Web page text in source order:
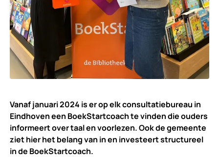
Vanaf januari 2024 is er op elk consultatiebureau in
Eindhoven een BoekStartcoach te vinden die ouders
informeert over taal en voorlezen. Ook de gemeente
ziet hier het belang van in en investeert structureel
in de BoekStartcoach.